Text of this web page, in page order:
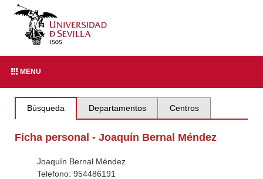
MENU
Búsqueda Departamentos Centros
Ficha personal - Joaquín Bernal Méndez
Joaquín Bernal Méndez
Telefono: 954486191